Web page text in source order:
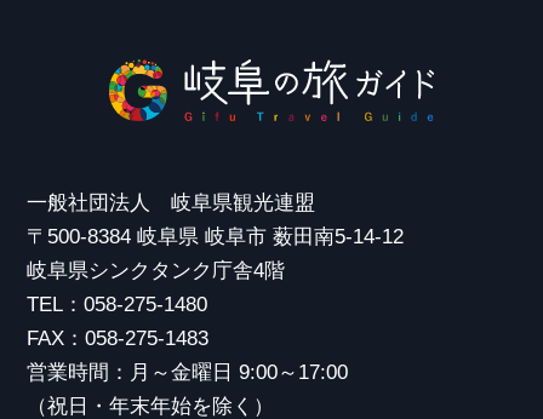
一般社団法人 岐阜県観光連盟
〒500-8384 岐阜県 岐阜市 薮田南5-14-12
岐阜県シンクタンク庁舎4階
TEL：058-275-1480
FAX：058-275-1483
営業時間：月～金曜日 9:00～17:00
（祝日・年末年始を除く）